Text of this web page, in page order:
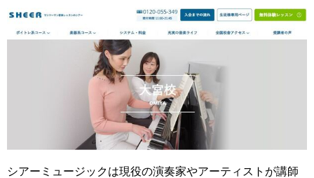
シアーミュージックは現役の演奏家やアーティストが講師